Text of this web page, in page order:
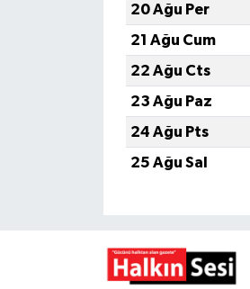
20 Ağu Per
21 Ağu Cum
22 Ağu Cts
23 Ağu Paz
24 Ağu Pts
25 Ağu Sal